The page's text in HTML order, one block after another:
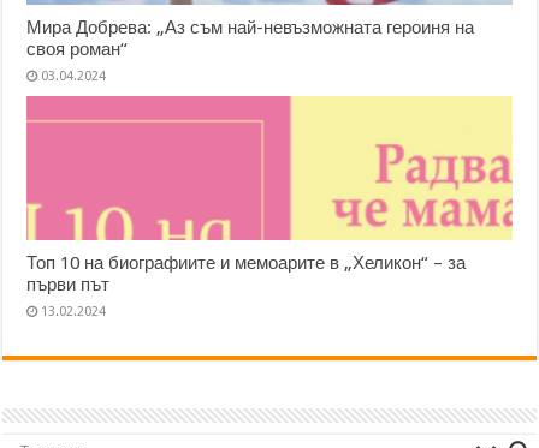
Мира Добрева: „Аз съм най-невъзможната героиня на
своя роман“
03.04.2024
Топ 10 на биографиите и мемоарите в „Хеликон“ – за
първи път
13.02.2024